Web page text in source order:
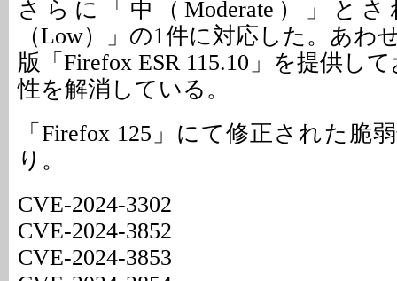
さらに「中（Moderate）」と
（Low）」の1件に対応した。あわ
版「Firefox ESR 115.10」を提供し
性を解消している。
「Firefox 125」にて修正された脆
り。
CVE-2024-3302
CVE-2024-3852
CVE-2024-3853